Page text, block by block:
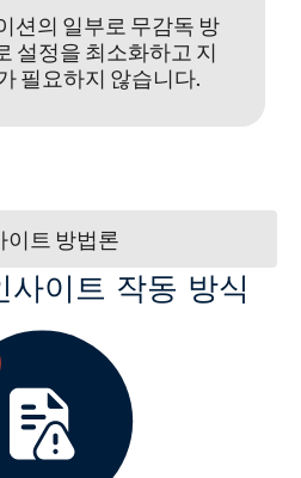
션의 일부로 무감독 방
설정을 최소화하고 지
필요하지 않습니다.
이트 방법론
이트 작동 방식